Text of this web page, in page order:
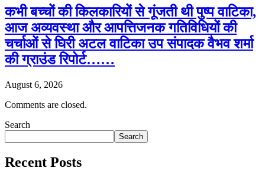
कभी बच्चों की किलकारियों से गूंजती थी पुष्प वाटिका,
आज अव्यवस्था और आपत्तिजनक गतिविधियों की
चर्चाओं से घिरी अटल वाटिका उप संपादक वैभव शर्मा
की ग्राउंड रिपोर्ट……
August 6, 2026
Comments are closed.
Search
Search
Recent Posts